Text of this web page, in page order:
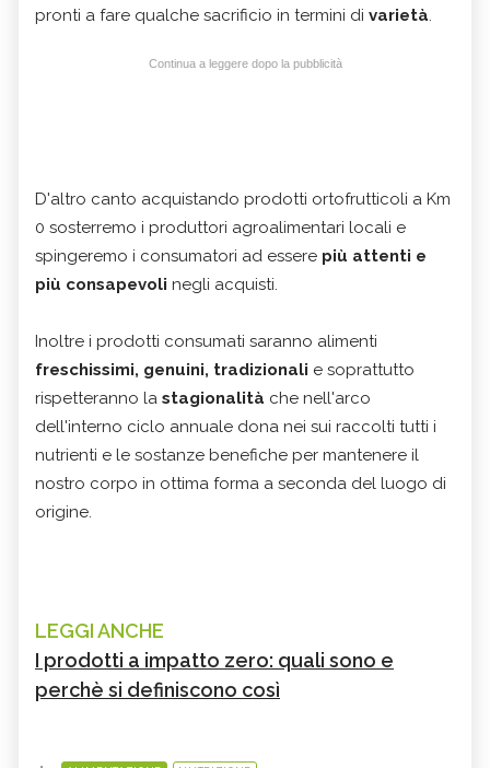
pronti a fare qualche sacrificio in termini di varietà.
Continua a leggere dopo la pubblicità
D'altro canto acquistando prodotti ortofrutticoli a Km
0 sosterremo i produttori agroalimentari locali e
spingeremo i consumatori ad essere più attenti e
più consapevoli negli acquisti.
Inoltre i prodotti consumati saranno alimenti
freschissimi, genuini, tradizionali e soprattutto
rispetteranno la stagionalità che nell'arco
dell'interno ciclo annuale dona nei sui raccolti tutti i
nutrienti e le sostanze benefiche per mantenere il
nostro corpo in ottima forma a seconda del luogo di
origine.
LEGGI ANCHE
I prodotti a impatto zero: quali sono e
perchè si definiscono così